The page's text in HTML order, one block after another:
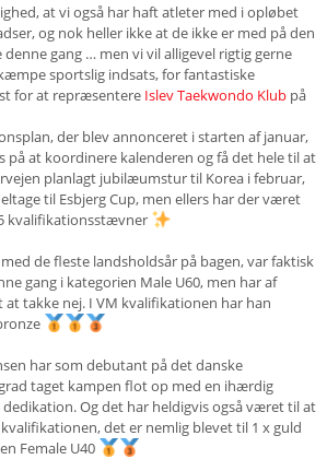
at vi også har haft atleter med i opløbet
og nok heller ikke at de ikke er med på den
gang … men vi vil alligevel rigtig gerne
sportslig indsats, for fantastiske
for at repræsentere Islev Taekwondo Klubpå
der blev annonceret i starten af januar,
at koordinere kalenderen og få det hele til at
planlagt jubilæumstur til Korea i februar,
til Esbjerg Cup, men ellers har der været
kvalifikationsstævner
de fleste landsholdsår på bagen, var faktisk
gang i kategorien Male U60, men har af
at takke nej. I VM kvalifikationen har han
har som debutant på det danske
taget kampen flot op med en ihærdig
Og det har heldigvis også været til at
det er nemlig blevet til 1 x guld
Female U40